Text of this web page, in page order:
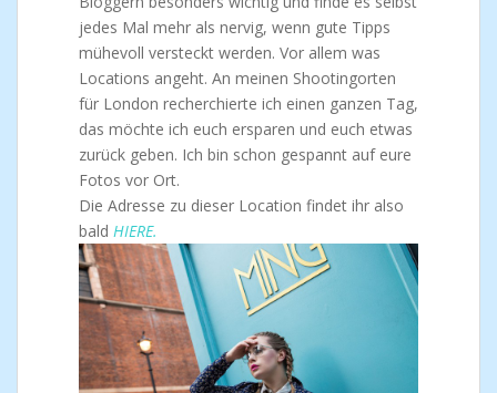
jedes Mal mehr als nervig, wenn gute Tipps
mühevoll versteckt werden. Vor allem was
Locations angeht. An meinen Shootingorten
für London recherchierte ich einen ganzen Tag,
das möchte ich euch ersparen und euch etwas
zurück geben. Ich bin schon gespannt auf eure
Fotos vor Ort.
Die Adresse zu dieser Location findet ihr also
bald HIERE.